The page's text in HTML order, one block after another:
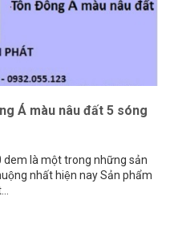
Á màu nâu đất 5 sóng
dem là một trong những sản
nhất hiện nay Sản phẩm